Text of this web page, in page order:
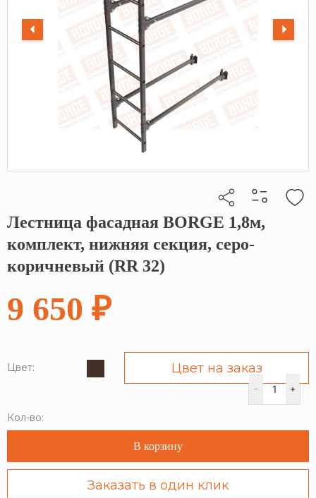
Кликните, чтобы скопировать прямую ссылку
Лестница фасадная BORGE 1,8м,
комплект, нижняя секция, серо-
коричневый (RR 32)
9 650 ₽
Цвет: Цвет на заказ
Кол-во:
В корзину
Заказать в один клик